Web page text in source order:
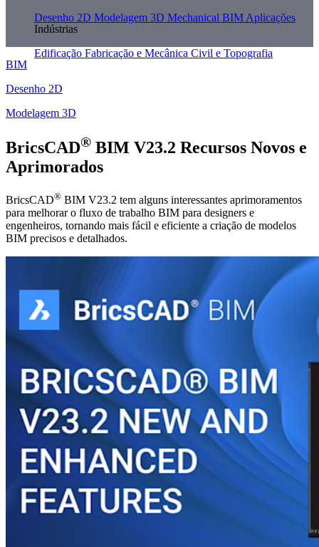
Desenho 2D Modelagem 3D Mechanical BIM Aplicações
Indústrias
Edificação Fabricação e Mecânica Civil e Topografia
BIM
Desenho 2D
Modelagem 3D
BricsCAD® BIM V23.2 Recursos Novos e
Aprimorados
BricsCAD® BIM V23.2 tem alguns interessantes aprimoramentos
para melhorar o fluxo de trabalho BIM para designers e
engenheiros, tornando mais fácil e eficiente a criação de modelos
BIM precisos e detalhados.